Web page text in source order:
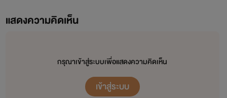
แสดงความคิดเห็น
กรุณาเข้าสู่ระบบเพื่อแสดงความคิดเห็น
เข้าสู่ระบบ